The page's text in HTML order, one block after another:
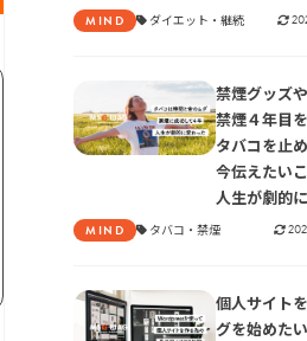
MIND ダイエット 継続
禁煙グッズ
禁煙４年目
タバコを止
今伝えたい
人生が劇的
MIND タバコ 禁煙
個人サイト
グを始めた